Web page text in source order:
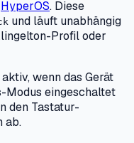
HyperOS. Diese
und läuft unabhängig
Profil oder
wenn das Gerät
Modus eingeschaltet
den Tastatur-
ab.